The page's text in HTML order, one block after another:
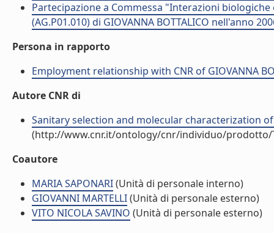
Partecipazione a Commessa "Interazioni
(AG.P01.010) di GIOVANNA BOTTALICO nell'anno
Persona in rapporto
Employment relationship with CNR of GIOVANNA
Autore CNR di
Sanitary selection and molecular characterization
(http://www.cnr.it/ontology/cnr/individuo/prodotto/
Coautore
MARIA SAPONARI(Unità di personale interno)
GIOVANNI MARTELLI(Unità di personale esterno)
VITO NICOLA SAVINO (Unità di personale esterno)